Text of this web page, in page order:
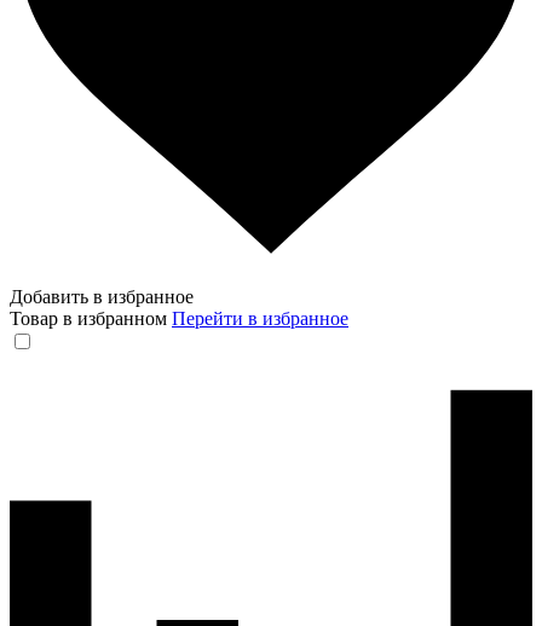
Добавить в избранное
Товар в избранном Перейти в избранное